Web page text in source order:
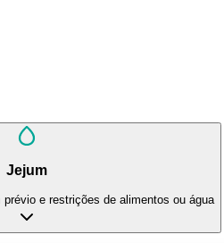
Jejum
e restrições de alimentos ou água